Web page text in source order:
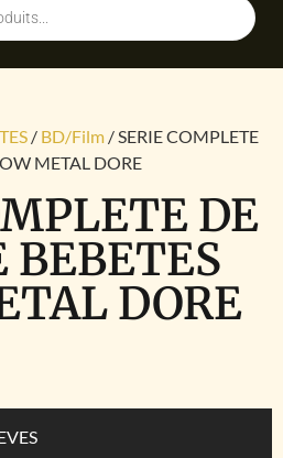
/ BD/Film / SERIE COMPLETE
METAL DORE
DE
BEBETES
DORE